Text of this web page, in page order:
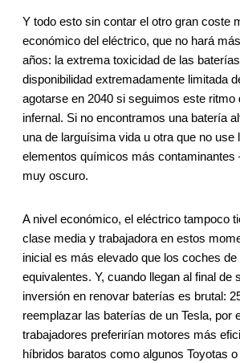
Y todo esto sin contar el otro gran coste
económico del eléctrico, que no hará
años: la extrema toxicidad de las
disponibilidad extremadamente limitada
agotarse en 2040 si seguimos este ritmo
infernal. Si no encontramos una batería
una de larguísima vida u otra que no use
elementos químicos más
muy oscuro.
A nivel económico, el eléctrico tampoco
clase media y trabajadora en estos
inicial es más elevado que los coches
equivalentes. Y, cuando llegan al final de
inversión en renovar baterías es brutal:
reemplazar las baterías de un Tesla, por
trabajadores preferirían motores más
híbridos baratos como algunos Toyotas o